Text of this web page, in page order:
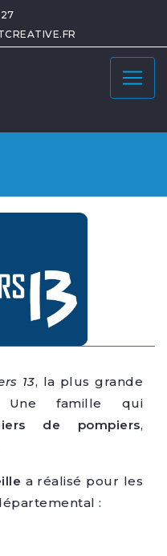
13, la plus grande
famille qui
de pompiers,
a réalisé pour les
: